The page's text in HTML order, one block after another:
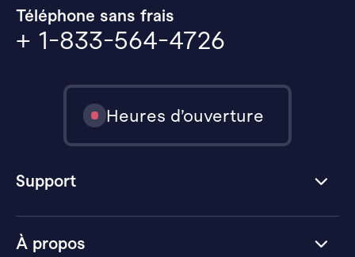
À propos
Téléphone sans frais
+ 1-833-564-4726
Heures d’ouverture
Support